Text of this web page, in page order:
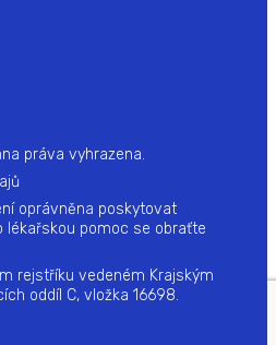
práva vyhrazena.
oprávněna poskytovat
lékařskou pomoc se obraťte
rejstříku vedeném Krajským
oddíl C, vložka 16698.